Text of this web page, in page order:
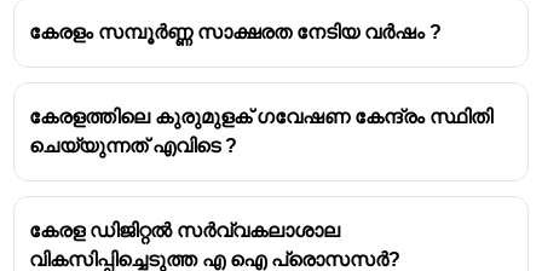
കേരളം സമ്പൂർണ്ണ സാക്ഷരത നേടിയ വർഷം ?
കേരളത്തിലെ കുരുമുളക് ഗവേഷണ കേന്ദ്രം സ്ഥിതി
ചെയ്യുന്നത് എവിടെ ?
കേരള ഡിജിറ്റൽ സർവ്വകലാശാല
വികസിപ്പിച്ചെടുത്ത എ ഐ പ്രൊസസർ?